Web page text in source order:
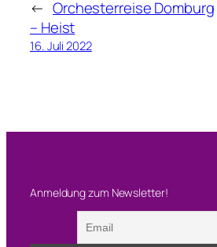
O
p
e
r
← Orchesterreise Domburg
– Heist
16. Juli 2022
Anmeldung zum Newsletter!